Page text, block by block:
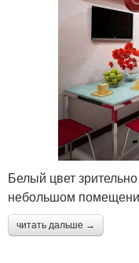
Белый цвет
небольшом
читать дальше →